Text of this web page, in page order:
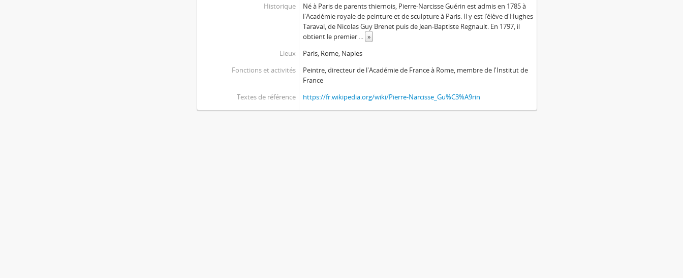
Historique
Né à Paris de parents thiernois, Pierre-Narcisse Guérin est admis en 1785 à
l'Académie royale de peinture et de sculpture à Paris. Il y est l’élève d'Hughes
Taraval, de Nicolas Guy Brenet puis de Jean-Baptiste Regnault. En 1797, il
obtient le premier ... »
Lieux
Paris, Rome, Naples
Fonctions et activités
Peintre, directeur de l'Académie de France à Rome, membre de l'Institut de
France
Textes de référence
https://fr.wikipedia.org/wiki/Pierre-Narcisse_Gu%C3%A9rin